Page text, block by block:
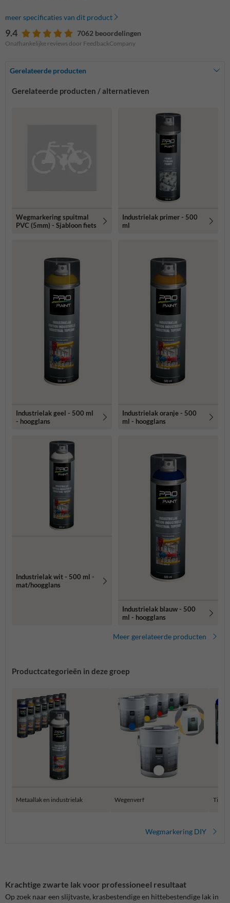
meer specificaties van dit product
9.4 7062 beoordelingen
Onafhankelijke reviews door FeedbackCompany
Gerelateerde producten
Gerelateerde producten / alternatieven
Wegmarkering spuitmal
PVC (5mm) - Sjabloon fiets
Industrielak primer - 500
ml
Industrielak geel - 500 ml
- hoogglans
Industrielak oranje - 500
ml - hoogglans
Industrielak wit - 500 ml -
mat/hoogglans
Industrielak blauw - 500
ml - hoogglans
Meer gerelateerde producten
Productcategorieën in deze groep
Metaallak en industrielak Wegenverf
Wegmarkering DIY
Krachtige zwarte lak voor professioneel resultaat
Op zoek naar een slijtvaste, krasbestendige en hittebestendige lak in